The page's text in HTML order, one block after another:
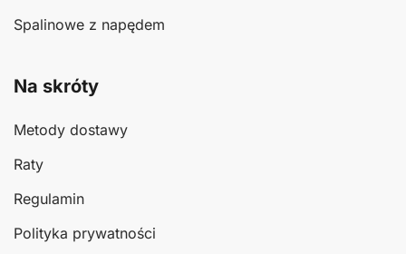
Spalinowe z napędem
Na skróty
Metody dostawy
Raty
Regulamin
Polityka prywatności